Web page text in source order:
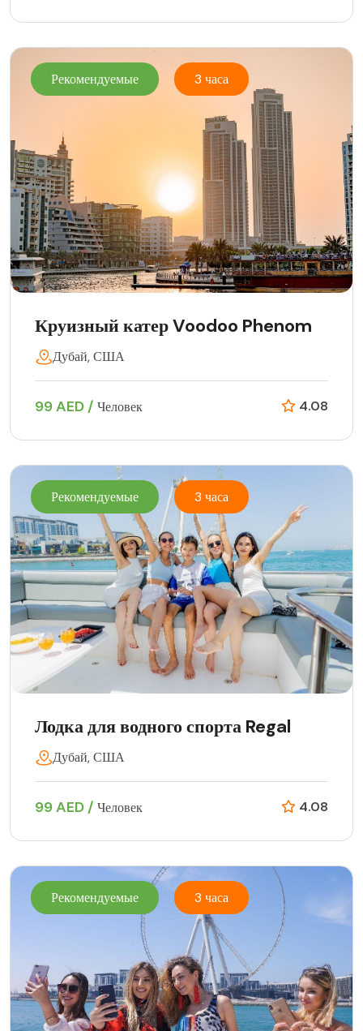
Рекомендуемые 3 часа
Круизный катер Voodoo Phenom
Дубай, США
99 AED / Человек 4.08
Рекомендуемые 3 часа
Лодка для водного спорта Regal
Дубай, США
99 AED / Человек 4.08
Рекомендуемые 3 часа